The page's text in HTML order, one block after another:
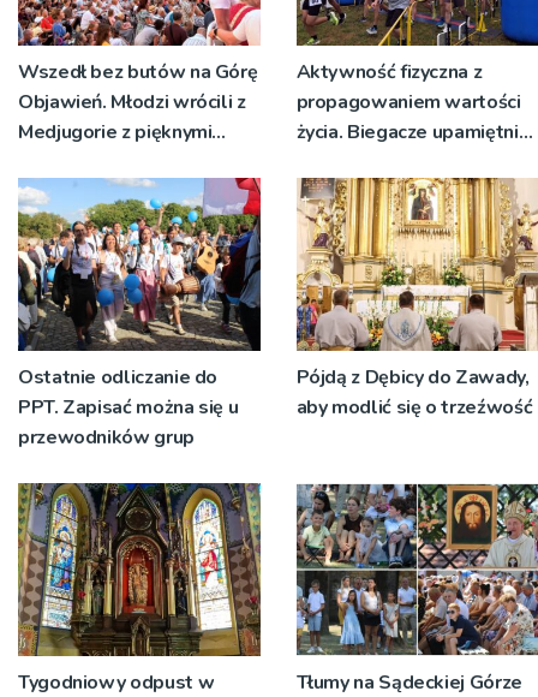
Wszedł bez butów na Górę
Objawień. Młodzi wrócili z
Medjugorie z pięknymi
Aktywność fizyczna z
propagowaniem wartości
życia. Biegacze upamiętnili
Ostatnie odliczanie do
PPT. Zapisać można się u
przewodników grup
Pójdą z Dębicy do Zawady,
aby modlić się o trzeźwość
Tygodniowy odpust w
Tłumy na Sądeckiej Górze